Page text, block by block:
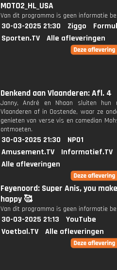
MOTO2_HL_USA
Van dit programma is geen informatie
30-03-2025 21:30 Ziggo
Sporten.TV
Alle afleveringen
Denkend aan Vlaanderen: Afl. 4
Janny, André en Nhaan sluiten hun
Vlaanderen af in Oostende, waar ze
genieten van verse vis en comedian
ontmoeten.
30-03-2025 21:30
NPO1
Amusement.TV
Informatief.TV
Alle afleveringen
Feyenoord: Super Anis, you
happy 🥰
Van dit programma is geen informatie
30-03-2025 21:13
YouTube
Voetbal.TV
Alle afleveringen